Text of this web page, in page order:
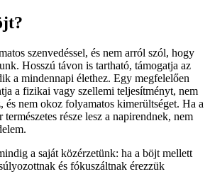
szenvedéssel, és nem arról szól, hogy
Hosszú távon is tartható, támogatja az
a mindennapi élethez. Egy megfelelően
a fizikai vagy szellemi teljesítményt, nem
és nem okoz folyamatos kimerültséget. Ha a
része lesz a napirendnek, nem
a saját közérzetünk: ha a böjt mellett
és fókuszáltnak érezzük